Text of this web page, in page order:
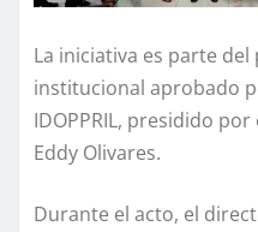
La iniciativa es parte
institucional aprobado
IDOPPRIL, presidido
Eddy Olivares.
Durante el acto, el